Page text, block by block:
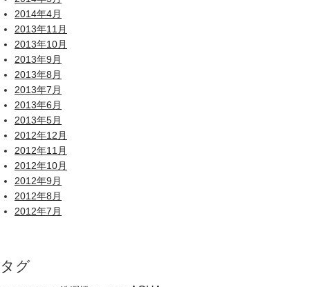
2014年4月
2013年11月
2013年10月
2013年9月
2013年8月
2013年7月
2013年6月
2013年5月
2012年12月
2012年11月
2012年10月
2012年9月
2012年8月
2012年7月
タグ